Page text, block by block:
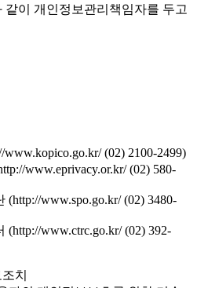
이 개인정보관리책임자를 두고
(02) 2100-2499)
www.eprivacy.or.kr/ (02) 580-
www.spo.go.kr/ (02) 3480-
www.ctrc.go.kr/ (02) 392-
치